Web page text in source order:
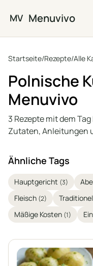
MV Menuvivo
Startseite/Rezepte/Alle
Polnische
Menuvivo
3 Rezepte mit dem
Zutaten, Anleitungen
Ähnliche Tags
Hauptgericht (3)
Fleisch (2)
Mäßige Kosten (1)